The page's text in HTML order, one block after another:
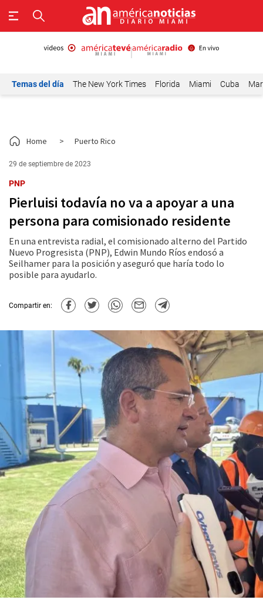
Temas del día The New York Times Florida Miami Cuba
Home > Puerto Rico
29 de septiembre de 2023
PNP
Pierluisi todavía no va a apoyar a una
persona para comisionado residente
En una entrevista radial, el comisionado alterno del Partido
Nuevo Progresista (PNP), Edwin Mundo Ríos endosó a
Seilhamer para la posición y aseguró que haría todo lo
posible para ayudarlo.
Compartir en: